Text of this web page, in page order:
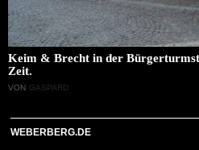
Keim & Brecht in der
Zeit.
VON GASPARD
WEBERBERG.DE